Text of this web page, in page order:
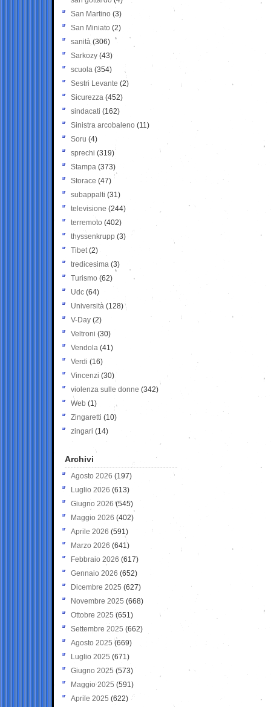
San Martino (3)
San Miniato (2)
sanità (306)
Sarkozy (43)
scuola (354)
Sestri Levante (2)
Sicurezza (452)
sindacati (162)
Sinistra arcobaleno (11)
Soru (4)
sprechi (319)
Stampa (373)
Storace (47)
subappalti (31)
televisione(244)
terremoto (402)
thyssenkrupp (3)
Tibet(2)
tredicesima (3)
Turismo (62)
Udc (64)
Università (128)
V-Day (2)
Veltroni (30)
Vendola (41)
Verdi (16)
Vincenzi (30)
violenza sulle donne (342)
Web (1)
Zingaretti (10)
zingari (14)
Archivi
Agosto 2026 (197)
Luglio 2026 (613)
Giugno 2026 (545)
Maggio 2026 (402)
Aprile 2026 (591)
Marzo 2026 (641)
Febbraio 2026 (617)
Gennaio 2026 (652)
Dicembre 2025 (627)
Novembre 2025 (668)
Ottobre 2025 (651)
Settembre 2025 (662)
Agosto 2025 (669)
Luglio 2025 (671)
Giugno 2025 (573)
Maggio 2025 (591)
Aprile 2025 (622)